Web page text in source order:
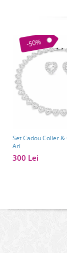
-50%
Set Cadou Colier
Ari
300 Lei